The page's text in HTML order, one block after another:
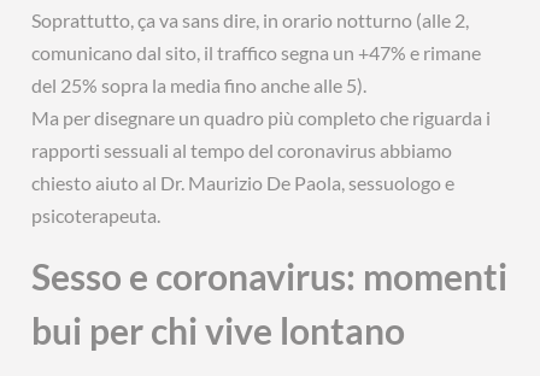
Soprattutto, ça va sans dire, in orario notturno (alle 2,
comunicano dal sito, il traffico segna un +47% e rimane
del 25% sopra la media fino anche alle 5).
Ma per disegnare un quadro più completo che riguarda i
rapporti sessuali al tempo del coronavirus abbiamo
chiesto aiuto al Dr. Maurizio De Paola, sessuologo e
psicoterapeuta.
Sesso e coronavirus: momenti
bui per chi vive lontano